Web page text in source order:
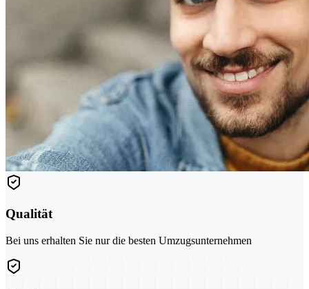
Qualität
Bei uns erhalten Sie nur die besten Umzugsunternehmen